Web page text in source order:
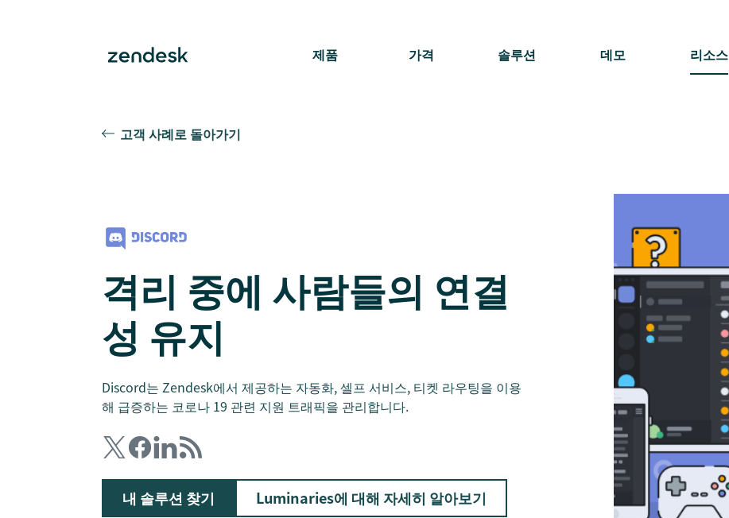
제품 가격 솔루션 데모 리소스
고객 사례로 돌아가기
격리 중에 사람들의 연결
성 유지
Discord는 Zendesk에서 제공하는 자동화, 셀프 서비스, 티켓 라우팅을 이용
해 급증하는 코로나 19 관련 지원 트래픽을 관리합니다.
내 솔루션 찾기 Luminaries에 대해 자세히 알아보기